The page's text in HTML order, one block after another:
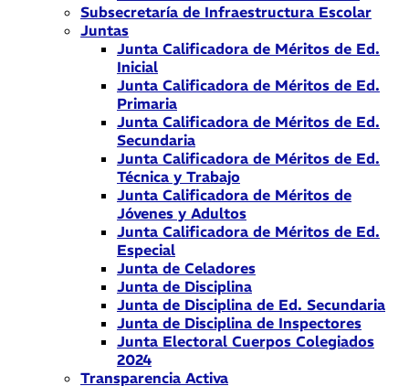
Subsecretaría de Infraestructura Escolar
Juntas
Junta Calificadora de Méritos de Ed.
Inicial
Junta Calificadora de Méritos de Ed.
Primaria
Junta Calificadora de Méritos de Ed.
Secundaria
Junta Calificadora de Méritos de Ed.
Técnica y Trabajo
Junta Calificadora de Méritos de
Jóvenes y Adultos
Junta Calificadora de Méritos de Ed.
Especial
Junta de Celadores
Junta de Disciplina
Junta de Disciplina de Ed. Secundaria
Junta de Disciplina de Inspectores
Junta Electoral Cuerpos Colegiados
2024
Transparencia Activa